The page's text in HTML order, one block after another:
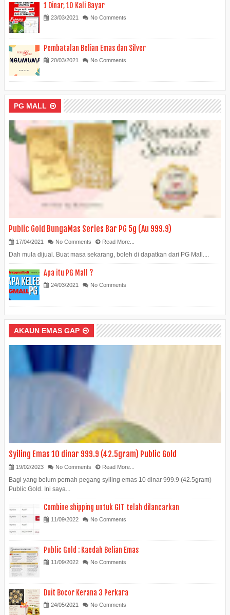
1 Dinar, 10 Kali Bayar
23/03/2021 No Comments
Pembatalan Belian Emas dan Silver
20/03/2021 No Comments
PG MALL
Public Gold BungaMas Series Bar PG 5g (Au 999.9)
17/04/2021 No Comments Read More...
Dah mula dijual. Buat masa sekarang, boleh di dapatkan dari PG Mall....
Apa itu PG Mall ?
24/03/2021 No Comments
AKAUN EMAS GAP
Syiling Emas 10 dinar 999.9 (42.5gram) Public Gold
19/02/2023 No Comments Read More...
Bagi yang belum pernah pegang syiling emas 10 dinar 999.9 (42.5gram)
Public Gold. Ini saya...
Combine shipping untuk GIT telah dilancarkan
11/09/2022 No Comments
Public Gold : Kaedah Belian Emas
11/09/2022 No Comments
Duit Bocor Kerana 3 Perkara
24/05/2021 No Comments